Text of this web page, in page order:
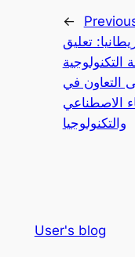
←
تعليق
التكنولوجية
التعاون في
الاصطناعي
والتكنولوجيا
User's blog